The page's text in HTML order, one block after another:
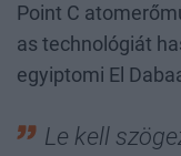
Point C
as technológiát
egyiptomi El
Le kell